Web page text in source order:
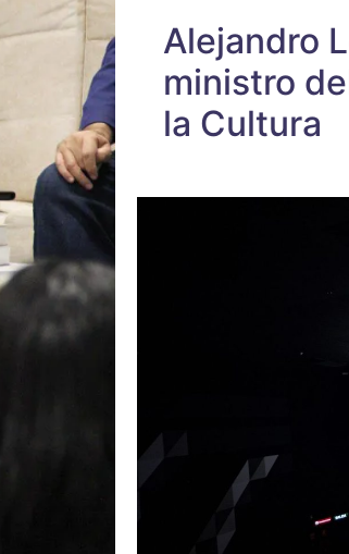
Alejandro
ministro
la Cultura